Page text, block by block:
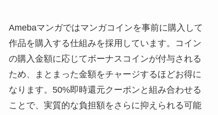
Amebaマンガではマンガコインを事前に購入して
作品を購入する仕組みを採用しています。コイン
の購入金額に応じてボーナスコインが付与される
ため、まとまった金額をチャージするほどお得に
なります。50%即時還元クーポンと組み合わせる
ことで、実質的な負担額をさらに抑えられる可能